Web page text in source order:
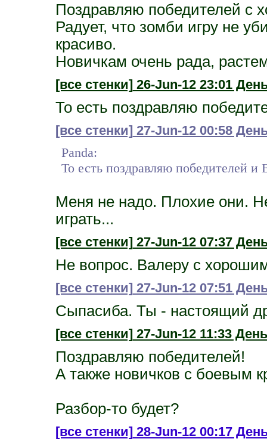
Поздравляю победителей с
Радует, что зомби игру не
красиво.
Новичкам очень рада,
[все стенки]26-Jun-12 23:01
То есть поздравляю
[все стенки] 27-Jun-12 00:58
Panda:
То есть поздравляю победителей
Меня не надо. Плохие они.
играть...
[все стенки]27-Jun-12 07:37
Не вопрос. Валеру с
[все стенки] 27-Jun-12 07:51
Сыпасиба. Ты - настоящий
[все стенки]27-Jun-12 11:33
Поздравляю победителей!
А также новичков с боевым
Разбор-то будет?
[все стенки]28-Jun-12 00:17